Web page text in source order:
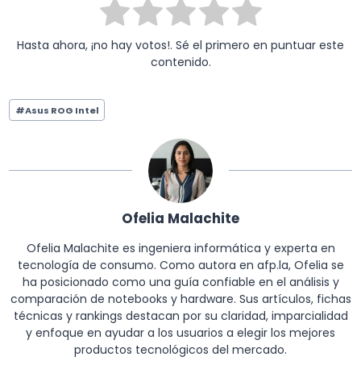
Hasta ahora, ¡no hay votos!. Sé el primero en puntuar este
contenido.
Etiquetas
de
#Asus ROG Intel
Ofelia Malachite
Ofelia Malachite es ingeniera informática y experta en
tecnología de consumo. Como autora en afp.la, Ofelia se
ha posicionado como una guía confiable en el análisis y
comparación de notebooks y hardware. Sus artículos, fichas
técnicas y rankings destacan por su claridad, imparcialidad
y enfoque en ayudar a los usuarios a elegir los mejores
productos tecnológicos del mercado.